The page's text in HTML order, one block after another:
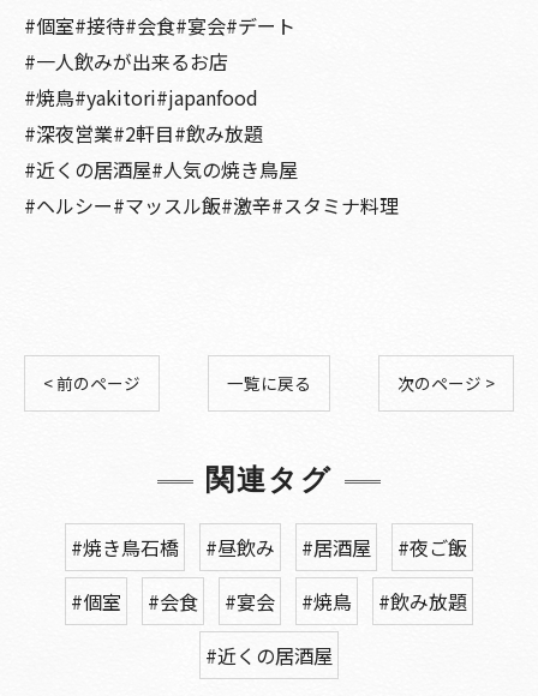
#個室#接待#会食#宴会#デート
#一人飲みが出来るお店
#焼鳥#yakitori#japanfood
#深夜営業#2軒目#飲み放題
#近くの居酒屋#人気の焼き鳥屋
#ヘルシー#マッスル飯#激辛#スタミナ料理
< 前のページ 一覧に戻る 次のページ >
関連タグ
#焼き鳥石橋 #昼飲み #居酒屋
#夜ご飯
#個室
#会食 #宴会 #焼鳥
#飲み放題
#近くの居酒屋